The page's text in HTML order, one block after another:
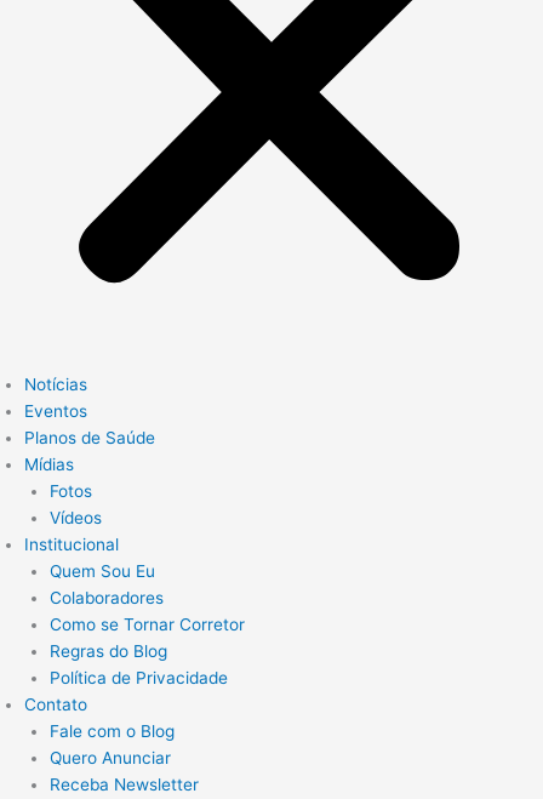
Notícias
Eventos
Planos de Saúde
Mídias
Fotos
Vídeos
Institucional
Quem Sou Eu
Colaboradores
Como se Tornar Corretor
Regras do Blog
Política de Privacidade
Contato
Fale com o Blog
Quero Anunciar
Receba Newsletter